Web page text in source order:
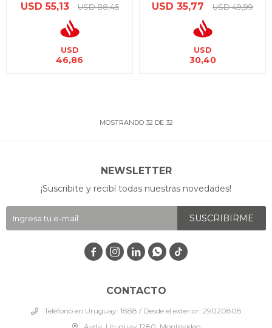
USD 55,13 USD 88,45
USD
46,86
USD 35,77 USD 49,99
USD
30,40
MOSTRANDO 32DE 32
CONTACTO
Teléfono en Uruguay: 1888 / Desde el exterior: 29020808
NEWSLETTER
¡Suscribite y recibí todas nuestras novedades!
SUSCRIBIRME
   